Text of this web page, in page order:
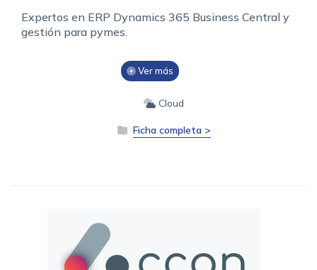
Expertos en ERP Dynamics 365 Business Central y
gestión para pymes.
Ver más
Cloud
Ficha completa >